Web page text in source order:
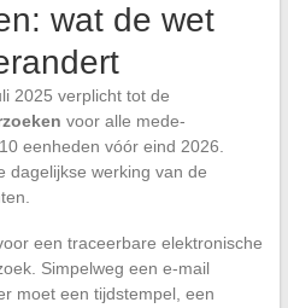
wat de wet
2025 verplicht tot de
voor alle mede-
eenheden vóór eind 2026.
dagelijkse werking van de
een traceerbare elektronische
Simpelweg een e-mail
moet een tijdstempel, een